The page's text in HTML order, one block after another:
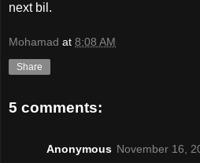
next bil.
Mohamad at 8:08 AM
Share
5 comments:
Anonymous November 16,